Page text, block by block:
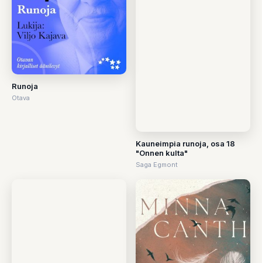
Runoja
Otava
Kauneimpia runoja, osa 18
"Onnen kulta"
Saga Egmont